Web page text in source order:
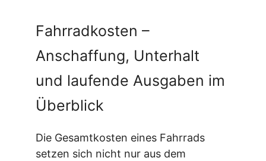
Fahrradkosten –
Anschaffung, Unterhalt
und laufende Ausgaben im
Überblick
Die Gesamtkosten eines Fahrrads
setzen sich nicht nur aus dem